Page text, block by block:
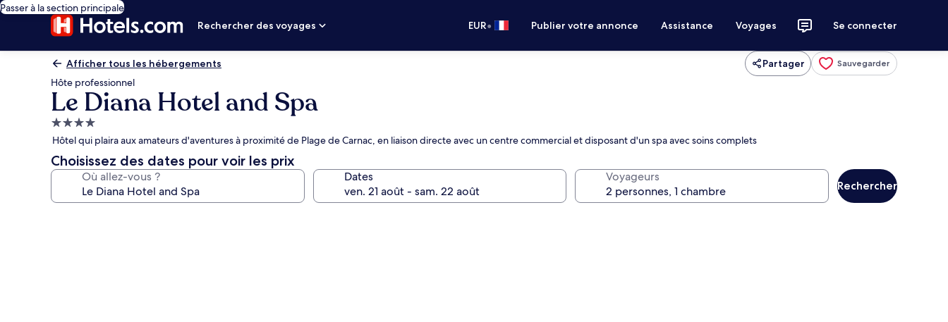
Passer à la section principale
Rechercher des voyages
EUR• Publier votre annonce Assistance Voyages Se connecter
Afficher tous les hébergements Partager Sauvegarder
Hôte professionnel
Le Diana Hotel and Spa
Hébergement
4.0 étoiles
Hôtel qui plaira aux amateurs d'aventures à proximité de Plage de Carnac, en liaison directe avec un centre commercial et disposant d'un spa avec soins complets
Choisissez des dates pour voir les prix
Où allez-vous ? Dates Voyageurs
Rechercher